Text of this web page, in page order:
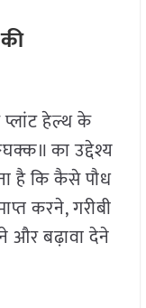
हेल्थ के
का उद्देश्य
है कि कैसे पौध
करने, गरीबी
और बढ़ावा देने